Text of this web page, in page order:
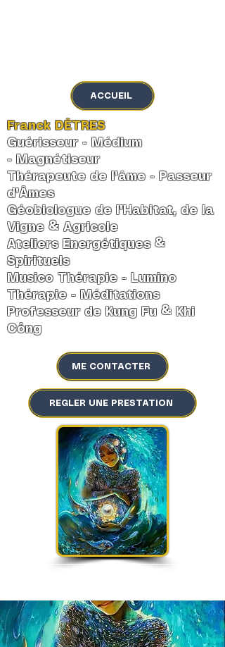
ACCUEIL
Franck DÊTRES
Guérisseur - Médium
- Magnétiseur
Thérapeute de l'âme - Passeur
d'Âmes
Géobiologue de l'Habitat, de la
Vigne & Agricole
Ateliers Energétiques &
Spirituels
Musico Thérapie - Lumino
Thérapie - Méditations
Professeur de Kung Fu & Khi
Công
ME CONTACTER
REGLER UNE PRESTATION